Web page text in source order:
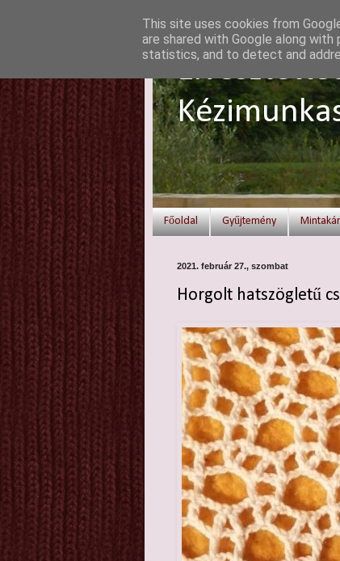
Főoldal Gyűjtemény
2021. február 27., szombat
Horgolt hatszögletű
This site uses cookies from
are shared with Google along
statistics, and to detect and